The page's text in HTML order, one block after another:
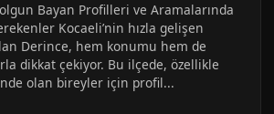
Bayan Profilleri ve Aramalarında
Kocaeli’nin hızla gelişen
Derince, hem konumu hem de
dikkat çekiyor. Bu ilçede, özellikle
olan bireyler için profil...